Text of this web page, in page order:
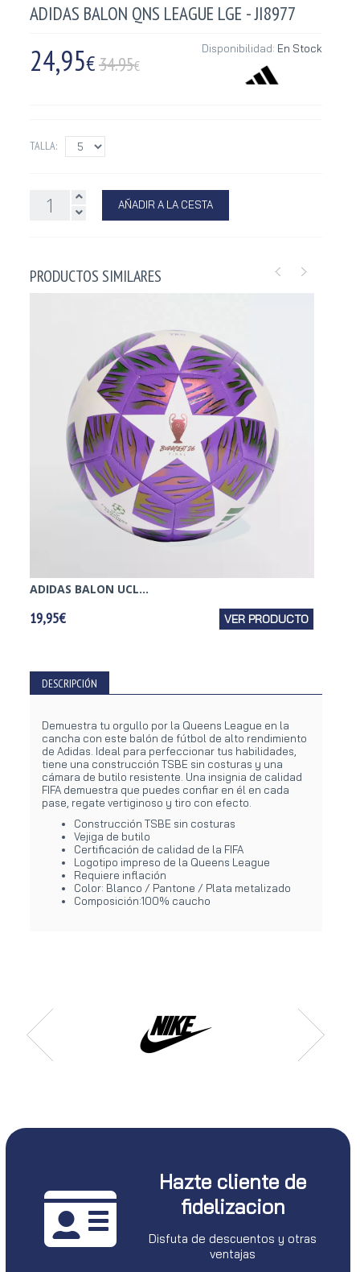
ADIDAS BALON QNS LEAGUE LGE - JI8977
24,95€34.95€
Disponibilidad: En Stock
TALLA:
AÑADIR A LA CESTA
PRODUCTOS SIMILARES
ADIDAS BALON UCL...
19,95€ VER PRODUCTO
DESCRIPCIÓN
Demuestra tu orgullo por la Queens League en la
cancha con este balón de fútbol de alto rendimiento
de Adidas. Ideal para perfeccionar tus habilidades,
tiene una construcción TSBE sin costuras y una
cámara de butilo resistente. Una insignia de calidad
FIFA demuestra que puedes confiar en él en cada
pase, regate vertiginoso y tiro con efecto.
Construcción TSBE sin costuras
Vejiga de butilo
Certificación de calidad de la FIFA
Logotipo impreso de la Queens League
Requiere inflación
Color: Blanco / Pantone / Plata metalizado
Composición:100% caucho
Hazte cliente de
fidelizacion
Disfuta de descuentos y otras
ventajas